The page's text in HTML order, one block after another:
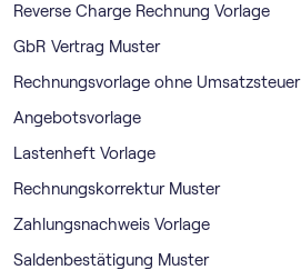
Reverse Charge Rechnung Vorlage
GbR Vertrag Muster
Rechnungsvorlage ohne Umsatzsteuer
Angebotsvorlage
Lastenheft Vorlage
Rechnungskorrektur Muster
Zahlungsnachweis Vorlage
Saldenbestätigung Muster